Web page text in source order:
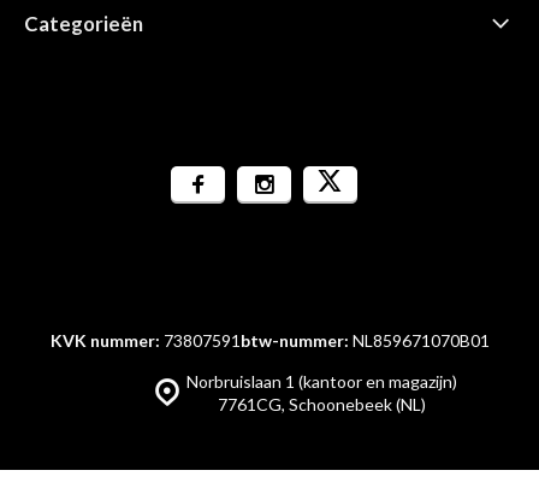
Categorieën
Norbruislaan 1 (kantoor en magazijn)
7761CG, Schoonebeek (NL)
KVK nummer: 73807591 btw-nummer: NL859671070B01